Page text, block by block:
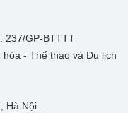
237/GP-BTTTT
- Thể thao và Du lịch
Hà Nội.